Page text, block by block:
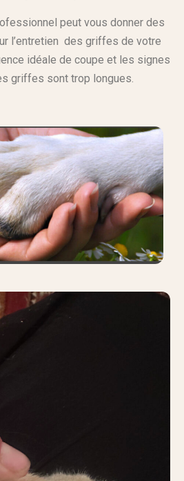
peut vous donner des
l’entretien des griffes de votre
idéale de coupe et les signes
griffes sont trop longues.